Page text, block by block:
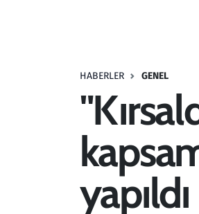
HABERLER GENEL
yapıldı
Savunma Sanayi